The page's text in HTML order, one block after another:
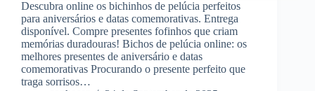
Descubra online os bichinhos de pelúcia perfeitos
para aniversários e datas comemorativas. Entrega
disponível. Compre presentes fofinhos que criam
memórias duradouras! Bichos de pelúcia online: os
melhores presentes de aniversário e datas
comemorativas Procurando o presente perfeito que
traga sorrisos…